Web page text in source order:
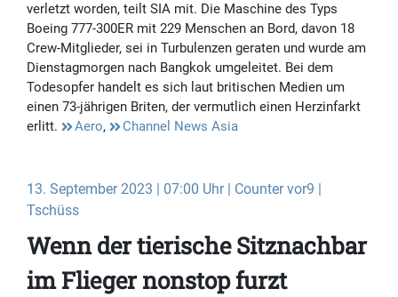
verletzt worden, teilt SIA mit. Die Maschine des Typs
Boeing 777-300ER mit 229 Menschen an Bord, davon 18
Crew-Mitglieder, sei in Turbulenzen geraten und wurde am
Dienstagmorgen nach Bangkok umgeleitet. Bei dem
Todesopfer handelt es sich laut britischen Medien um
einen 73-jährigen Briten, der vermutlich einen Herzinfarkt
erlitt.
Aero, Channel News Asia
13. September 2023 | 07:00 Uhr | Counter vor9 |
Tschüss
Wenn der tierische Sitznachbar
im Flieger nonstop furzt